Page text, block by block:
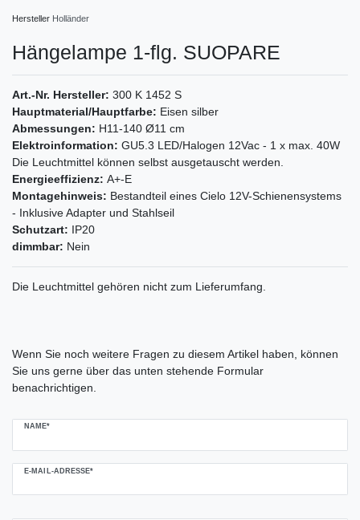
Hersteller Holländer
Hängelampe 1-flg. SUOPARE
Art.-Nr. Hersteller: 300 K 1452 S
Hauptmaterial/Hauptfarbe: Eisen silber
Abmessungen: H11-140 Ø11 cm
Elektroinformation: GU5.3 LED/Halogen 12Vac - 1 x max. 40W
Die Leuchtmittel können selbst ausgetauscht werden.
Energieeffizienz: A+-E
Montagehinweis: Bestandteil eines Cielo 12V-Schienensystems
- Inklusive Adapter und Stahlseil
Schutzart: IP20
dimmbar: Nein
Die Leuchtmittel gehören nicht zum Lieferumfang.
Wenn Sie noch weitere Fragen zu diesem Artikel haben, können
Sie uns gerne über das unten stehende Formular
benachrichtigen.
NAME*
E-MAIL-ADRESSE*